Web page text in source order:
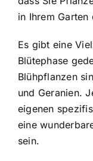
in Ihrem Garten
Es gibt eine
Blütephase
Blühpflanzen
und Geranien.
eigenen
eine
sein.